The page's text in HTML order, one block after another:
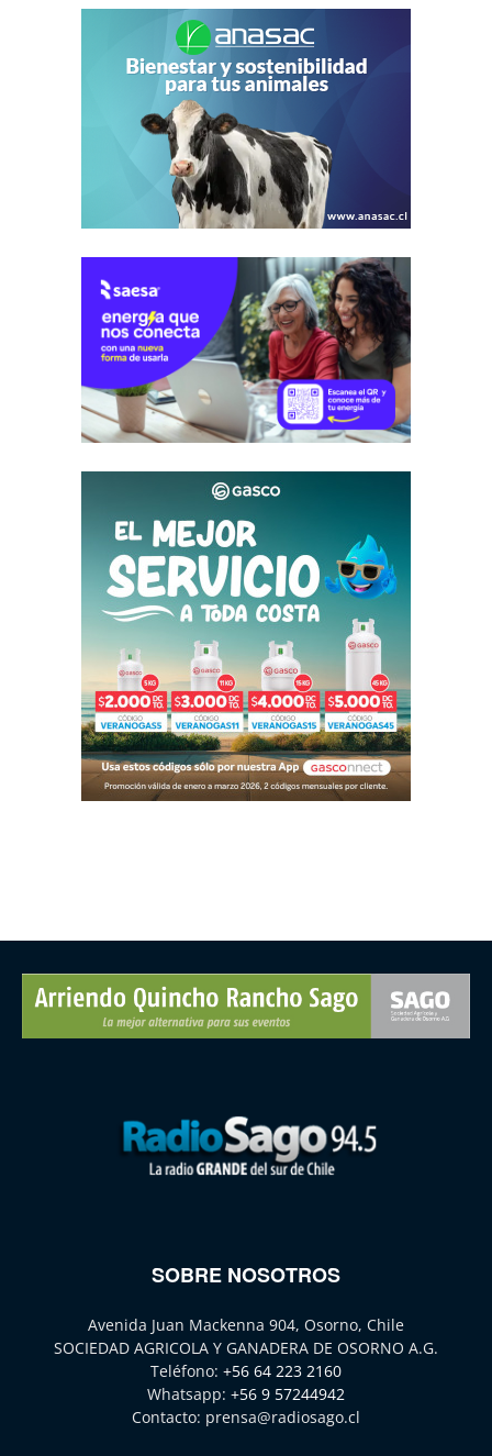
SOBRE NOSOTROS
Avenida Juan Mackenna 904, Osorno, Chile
SOCIEDAD AGRICOLA Y GANADERA DE OSORNO A.G.
Teléfono: +56 64 223 2160
Whatsapp: +56 9 57244942
Contacto: prensa@radiosago.cl